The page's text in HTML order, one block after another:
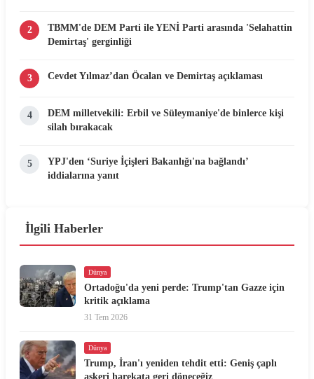
2
TBMM'de DEM Parti ile YENİ Parti arasında 'Selahattin
Demirtaş' gerginliği
3 Cevdet Yılmaz’dan Öcalan ve Demirtaş açıklaması
4
DEM milletvekili: Erbil ve Süleymaniye'de binlerce kişi
silah bırakacak
5
YPJ'den ‘Suriye İçişleri Bakanlığı'na bağlandı’
iddialarına yanıt
İlgili Haberler
Dünya
Ortadoğu'da yeni perde: Trump'tan Gazze için
kritik açıklama
31 Tem 2026
Dünya
Trump, İran'ı yeniden tehdit etti: Geniş çaplı
askeri harekata geri döneceğiz